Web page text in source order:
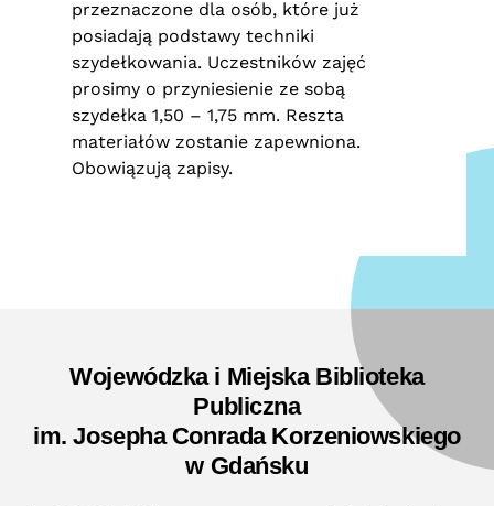
przeznaczone dla osób, które już
posiadają podstawy techniki
szydełkowania. Uczestników zajęć
prosimy o przyniesienie ze sobą
szydełka 1,50 – 1,75 mm. Reszta
materiałów zostanie zapewniona.
Obowiązują zapisy.
Wojewódzka i Miejska Biblioteka
Publiczna
im. Josepha Conrada Korzeniowskiego
w Gdańsku